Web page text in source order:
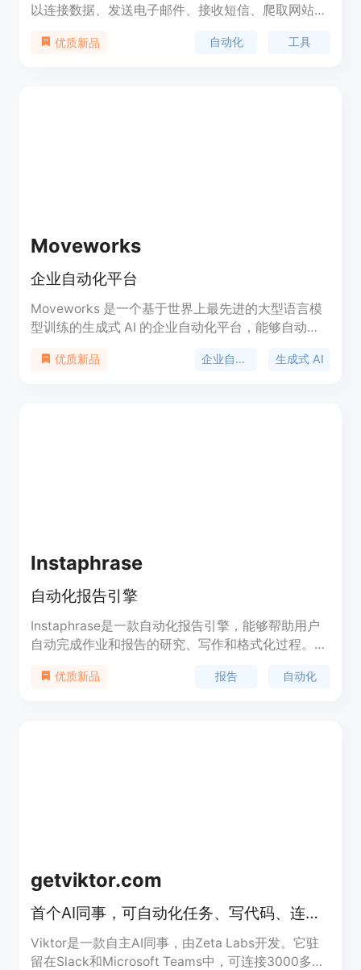
以连接数据、发送电子邮件、接收短信、爬取网站等
高工作效率。Magic Loops的主要优点是可以与各种
优质新品 自动化 工具
Moveworks
企业自动化平台
Moveworks 是一个基于世界上最先进的大型语言模
型训练的生成式 AI 的企业自动化平台，能够自动化
接和沟通方式，帮助员工更高效地完成工作。
优质新品 企业自动化 生成式 AI
Instaphrase
自动化报告引擎
Instaphrase是一款自动化报告引擎，能够帮助用户
自动完成作业和报告的研究、写作和格式化过程。它
供所有使用的参考文献。用户可以选择所需的语言和
优质新品 报告 自动化
getviktor.com
首个AI同事，可自动化任务、写代码、连接3000工具，实干而非仅答疑
Viktor是一款自主AI同事，由Zeta Labs开发。它驻
留在Slack和Microsoft Teams中，可连接3000多种